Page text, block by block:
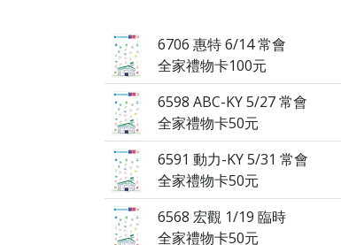
6706 惠特 6/14 常會
全家禮物卡100元
6598 ABC-KY 5/27 常會
全家禮物卡50元
6591 動力-KY 5/31 常會
全家禮物卡50元
6568 宏觀 1/19 臨時
全家禮物卡50元